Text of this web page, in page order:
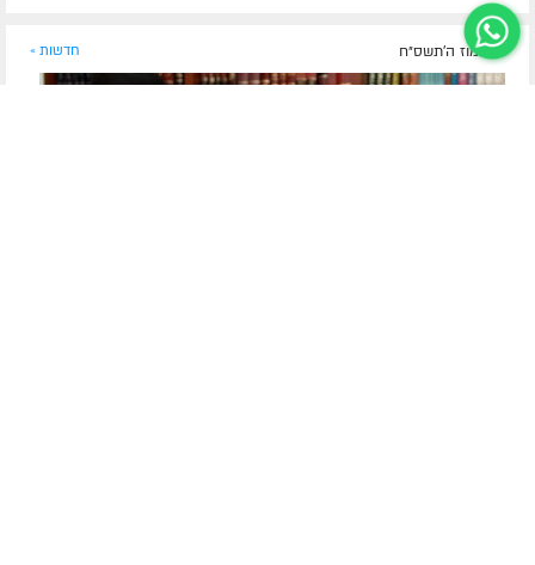
ח' תמוז ה׳תשס״ח חדשות »